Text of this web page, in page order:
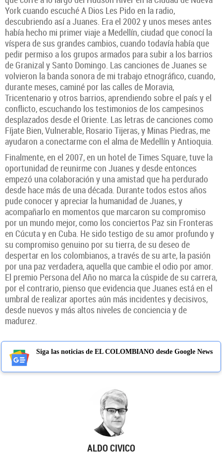
York cuando escuché A Dios Les Pido en la radio,
descubriendo así a Juanes. Era el 2002 y unos meses antes
había hecho mi primer viaje a Medellín, ciudad que conocí la
víspera de sus grandes cambios, cuando todavía había que
pedir permiso a los grupos armados para subir a los barrios
de Granizal y Santo Domingo. Las canciones de Juanes se
volvieron la banda sonora de mi trabajo etnográfico, cuando,
durante meses, caminé por las calles de Moravia,
Tricentenario y otros barrios, aprendiendo sobre el país y el
conflicto, escuchando los testimonios de los campesinos
desplazados desde el Oriente. Las letras de canciones como
Fíjate Bien, Vulnerable, Rosario Tijeras, y Minas Piedras, me
ayudaron a conectarme con el alma de Medellín y Antioquia.
Finalmente, en el 2007, en un hotel de Times Square, tuve la
oportunidad de reunirme con Juanes y desde entonces
empezó una colaboración y una amistad que ha perdurado
desde hace más de una década. Durante todos estos años
pude conocer y apreciar la humanidad de Juanes, y
acompañarlo en momentos que marcaron su compromiso
por un mundo mejor, como los conciertos Paz sin Fronteras
en Cúcuta y en Cuba. He sido testigo de su amor profundo y
su compromiso genuino por su tierra, de su deseo de
despertar en los colombianos, a través de su arte, la pasión
por una paz verdadera, aquella que cambie el odio por amor.
El premio Persona del Año no marca la cúspide de su carrera,
por el contrario, pienso que evidencia que Juanes está en el
umbral de realizar aportes aún más incidentes y decisivos,
desde nuevos y más altos niveles de conciencia y de
madurez.
Siga las noticias de EL COLOMBIANO desde Google News
ALDO CIVICO